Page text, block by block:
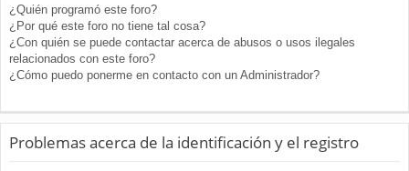
¿Quién programó este foro?
¿Por qué este foro no tiene tal cosa?
¿Con quién se puede contactar acerca de abusos o usos ilegales
relacionados con este foro?
¿Cómo puedo ponerme en contacto con un Administrador?
Problemas acerca de la identificación y el registro